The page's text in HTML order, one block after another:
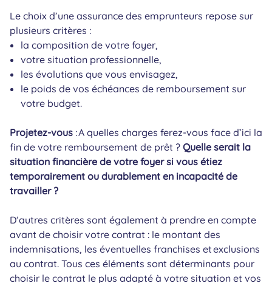
Le choix d’une assurance des emprunteurs repose sur
plusieurs critères :
la composition de votre foyer,
votre situation professionnelle,
les évolutions que vous envisagez,
le poids de vos échéances de remboursement sur
votre budget.
Projetez-vous : A quelles charges ferez-vous face d’ici la
fin de votre remboursement de prêt ? Quelle serait la
situation financière de votre foyer si vous étiez
temporairement ou durablement en incapacité de
travailler ?
D’autres critères sont également à prendre en compte
avant de choisir votre contrat : le montant des
indemnisations, les éventuelles franchises et exclusions
au contrat. Tous ces éléments sont déterminants pour
choisir le contrat le plus adapté à votre situation et vos